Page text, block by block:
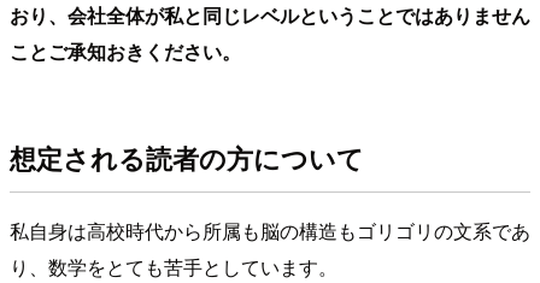
おり、会社全体が私と同じレベルということではありません
ことご承知おきください。
想定される読者の方について
私自身は高校時代から所属も脳の構造もゴリゴリの文系であ
り、数学をとても苦手としています。